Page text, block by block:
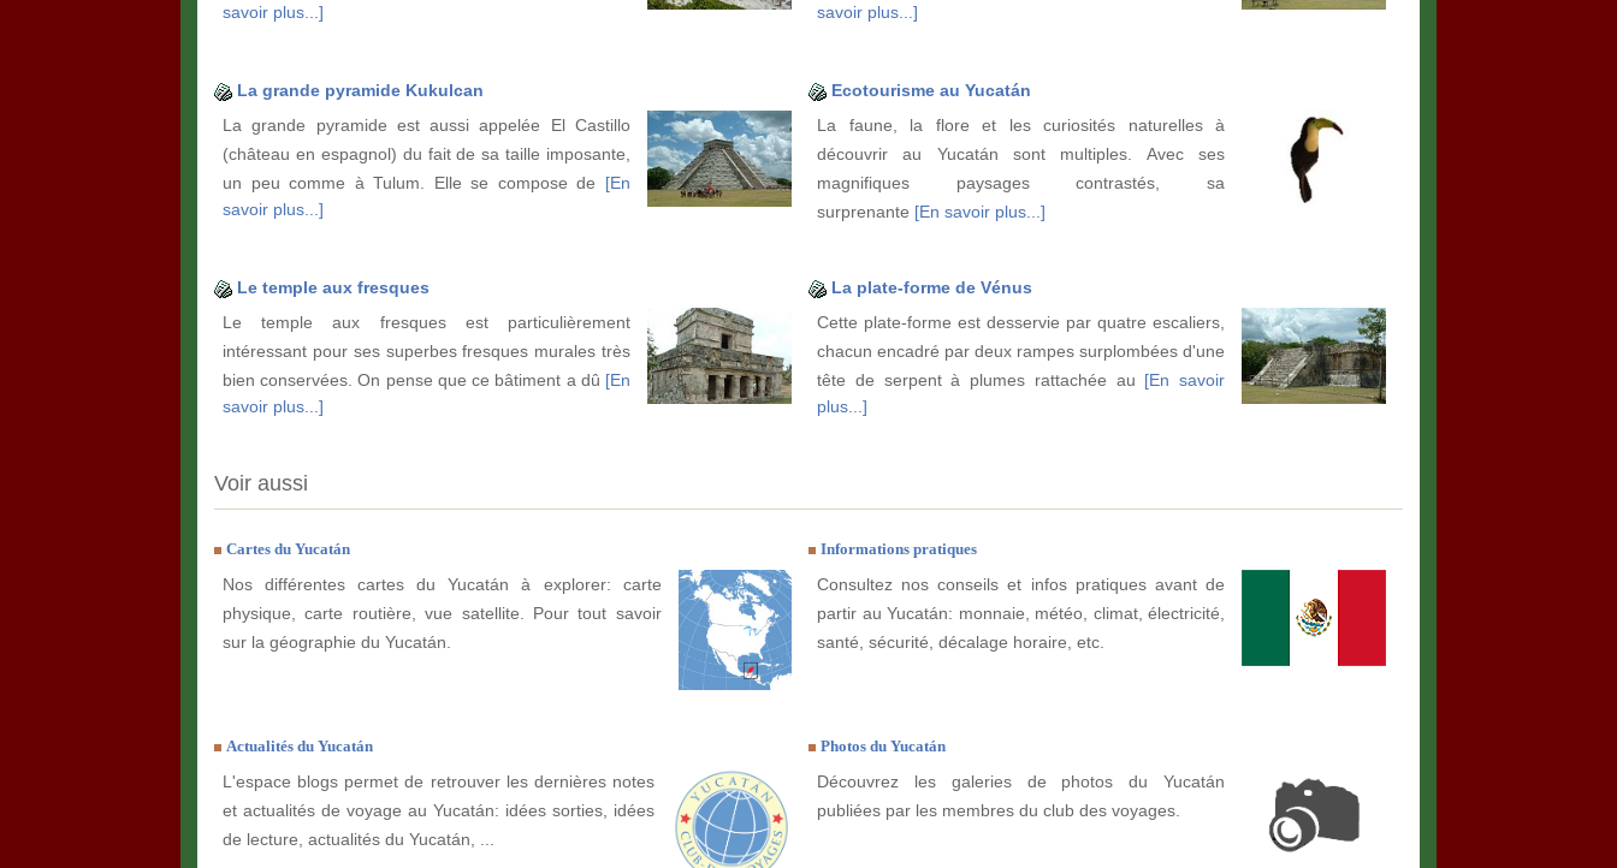
savoir plus...]
savoir plus...]
La grande pyramide Kukulcan
La grande pyramide est aussi appelée El Castillo
(château en espagnol) du fait de sa taille imposante,
un peu comme à Tulum. Elle se compose de [En
savoir plus...]
Ecotourisme au Yucatán
La faune, la flore et les curiosités naturelles à
découvrir au Yucatán sont multiples. Avec ses
magnifiques paysages contrastés, sa
surprenante [En savoir plus...]
Le temple aux fresques
Le temple aux fresques est particulièrement
intéressant pour ses superbes fresques murales très
bien conservées. On pense que ce bâtiment a dû [En
savoir plus...]
La plate-forme de Vénus
Cette plate-forme est desservie par quatre escaliers,
chacun encadré par deux rampes surplombées d'une
tête de serpent à plumes rattachée au [En savoir
plus...]
Voir aussi
Cartes du Yucatán
Nos différentes cartes du Yucatán à explorer: carte
physique, carte routière, vue satellite. Pour tout savoir
sur la géographie du Yucatán.
Informations pratiques
Consultez nos conseils et infos pratiques avant de
partir au Yucatán: monnaie, météo, climat, électricité,
santé, sécurité, décalage horaire, etc.
Actualités du Yucatán
L'espace blogs permet de retrouver les dernières notes
et actualités de voyage au Yucatán: idées sorties, idées
de lecture, actualités du Yucatán, ...
Photos du Yucatán
Découvrez les galeries de photos du Yucatán
publiées par les membres du club des voyages.